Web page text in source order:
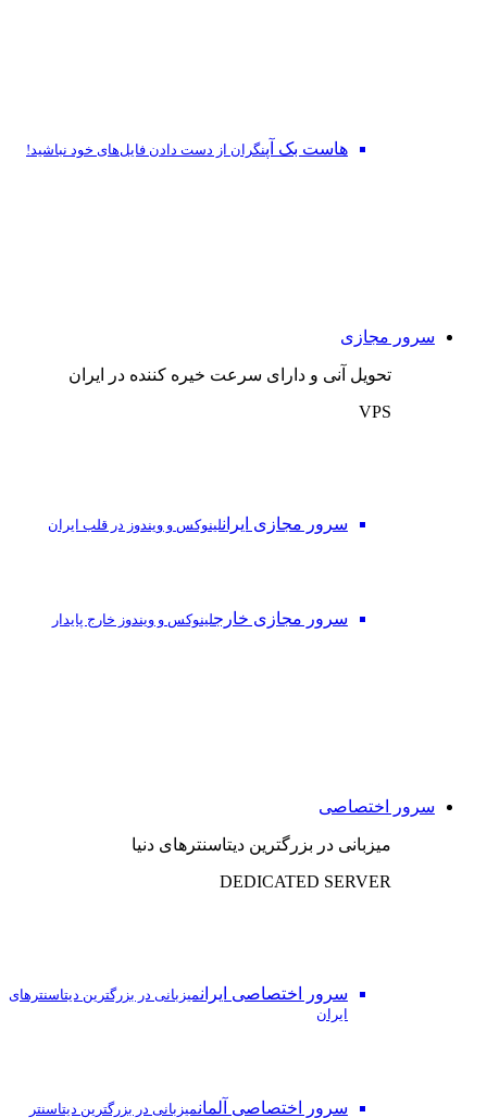
هاست بک آپنگران از دست‌ دادن فایل‌های خود نباشید!
سرور مجازی
تحویل آنی و دارای سرعت خیره کننده در ایران
VPS
سرور مجازی ایرانلینوکس و ویندوز در قلب ایران
سرور مجازی خارجلینوکس و ویندوز خارج پایدار
سرور اختصاصی
میزبانی در بزرگترین دیتاسنترهای دنیا
DEDICATED SERVER
سرور اختصاصی ایرانمیزبانی در بزرگترین دیتاسنترهای
ایران
سرور اختصاصی آلمانمیزبانی در بزرگترین دیتاسنتر